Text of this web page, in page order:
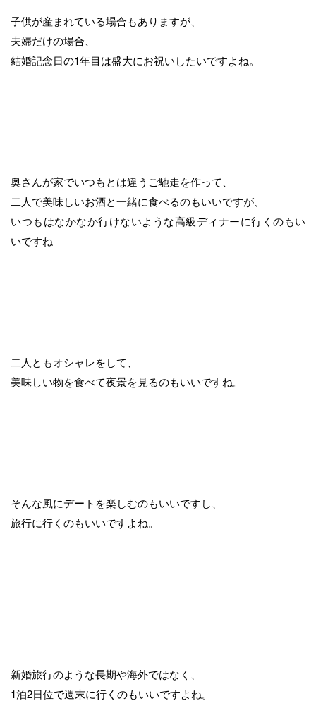
子供が産まれている場合もありますが、
夫婦だけの場合、
結婚記念日の1年目は盛大にお祝いしたいですよね。
奥さんが家でいつもとは違うご馳走を作って、
二人で美味しいお酒と一緒に食べるのもいいですが、
いつもはなかなか行けないような高級ディナーに行くのもい
いですね
二人ともオシャレをして、
美味しい物を食べて夜景を見るのもいいですね。
そんな風にデートを楽しむのもいいですし、
旅行に行くのもいいですよね。
新婚旅行のような長期や海外ではなく、
1泊2日位で週末に行くのもいいですよね。